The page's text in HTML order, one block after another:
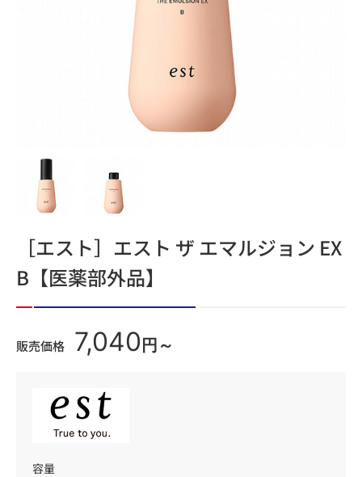
［エスト］エスト ザ エマルジョン EX
B【医薬部外品】
販売価格 7,040 円～
容量